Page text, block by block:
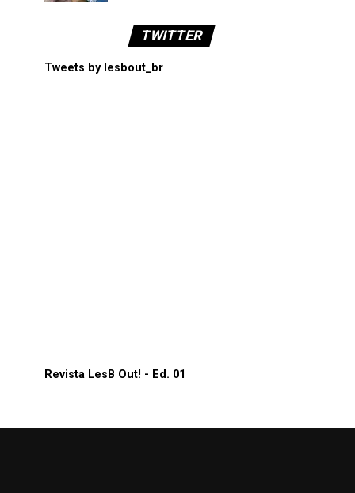
TWITTER
Tweets by lesbout_br
Revista LesB Out! - Ed. 01